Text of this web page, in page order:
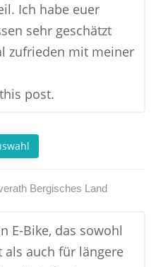
Ich habe euer
sehr geschätzt
zufrieden mit meiner
post.
Bergisches Land
E-Bike, das sowohl
als auch für längere